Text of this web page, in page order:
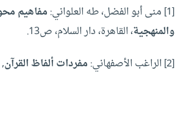
[1] منى أبو الفضل، طه العلواني: مفاهيم
والمنهجية، القاهرة، دار السلام، ص13.
[2] الراغب الأصفهاني: مفردات ألفاظ القرآن,